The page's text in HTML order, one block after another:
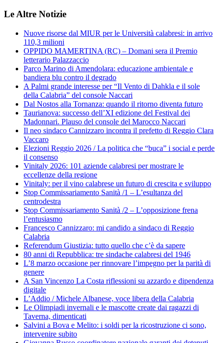
Le Altre Notizie
Nuove risorse dal MIUR per le Università calabresi: in arrivo
110,3 milioni
OPPIDO MAMERTINA (RC) – Domani sera il Premio
letterario Palazzaccio
Parco Marino di Amendolara: educazione ambientale e
bandiera blu contro il degrado
A Palmi grande interesse per “Il Vento di Dahkla e il sole
della Calabria” del console Naccari
Dal Nostos alla Tornanza: quando il ritorno diventa futuro
Taurianova: successo dell’XI edizione del Festival dei
Madonnari. Plauso del console del Marocco Naccari
Il neo sindaco Cannizzaro incontra il prefetto di Reggio Clara
Vaccaro
Elezioni Reggio 2026 / La politica che “buca” i social e perde
il consenso
Vinitaly 2026: 101 aziende calabresi per mostrare le
eccellenze della regione
Vinitaly: per il vino calabrese un futuro di crescita e sviluppo
Stop Commissariamento Sanità /1 – L’esultanza del
centrodestra
Stop Commissariamento Sanità /2 – L’opposizione frena
l’entusiasmo
Francesco Cannizzaro: mi candido a sindaco di Reggio
Calabria
Referendum Giustizia: tutto quello che c’è da sapere
80 anni di Repubblica: tre sindache calabresi del 1946
L’8 marzo occasione per rinnovare l’impegno per la parità di
genere
A San Vincenzo La Costa riflessioni su azzardo e dipendenza
digitale
L’Addio / Michele Albanese, voce libera della Calabria
Le Olimpiadi invernali e le mascotte create dai ragazzi di
Taverna, dimenticati
Salvini a Bova e Melito: i soldi per la ricostruzione ci sono,
intervenire subito